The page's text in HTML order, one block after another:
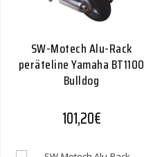
SW-Motech Alu-Rack
peräteline Yamaha BT1100
Bulldog
101,20€